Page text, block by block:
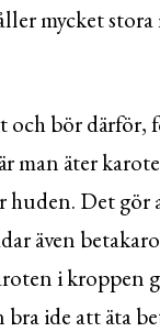
mycket
bör därför,
man äter
huden. Det
även
i kroppen
bra ide att äta